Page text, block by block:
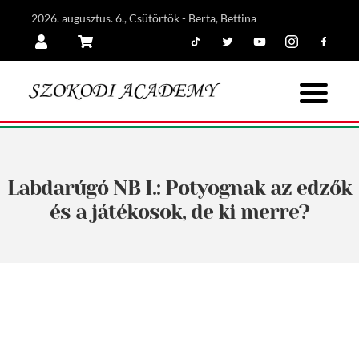
2026. augusztus. 6., Csütörtök - Berta, Bettina
Labdarúgó NB I.: Potyognak az edzők
és a játékosok, de ki merre?